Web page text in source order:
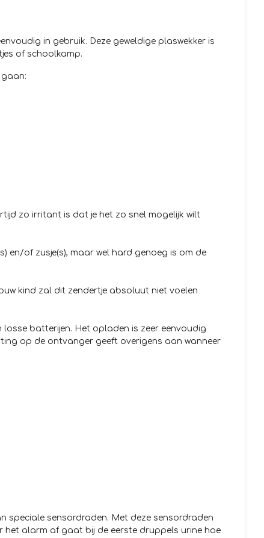
in gebruik. Deze geweldige plaswekker is
of schoolkamp.
zo irritant is dat je het zo snel mogelijk wilt
en/of zusje(s), maar wel hard genoeg is om de
kind zal dit zendertje absoluut niet voelen
batterijen. Het opladen is zeer eenvoudig
op de ontvanger geeft overigens aan wanneer
speciale sensordraden. Met deze sensordraden
het alarm af gaat bij de eerste druppels urine hoe